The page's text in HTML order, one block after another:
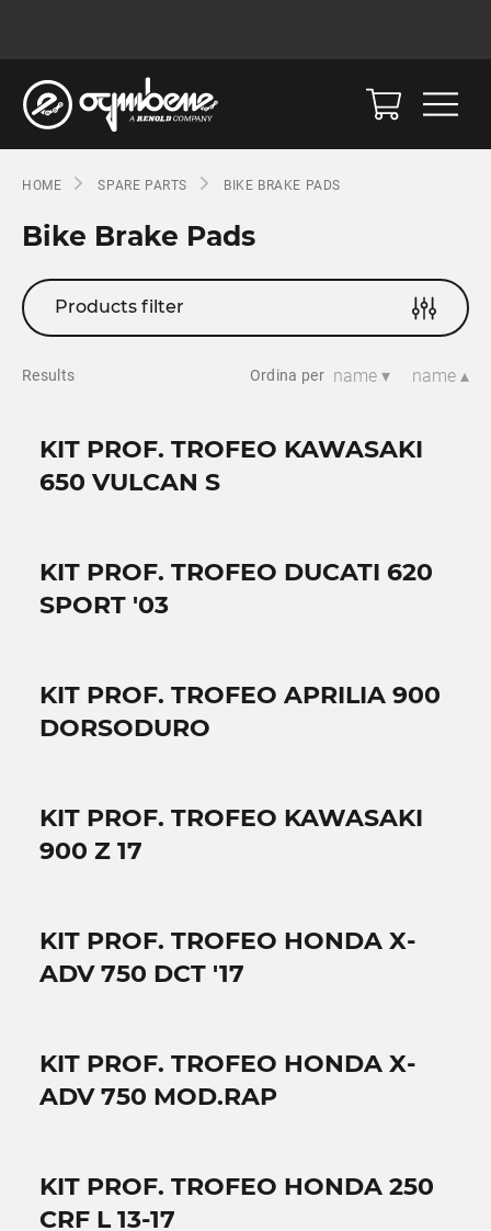
HOME SPARE PARTS BIKE BRAKE PADS
Bike Brake Pads
Products filter
Results Ordina per name ▾ name ▴
KIT PROF. TROFEO KAWASAKI
650 VULCAN S
KIT PROF. TROFEO DUCATI 620
SPORT '03
KIT PROF. TROFEO APRILIA 900
DORSODURO
KIT PROF. TROFEO KAWASAKI
900 Z 17
KIT PROF. TROFEO HONDA X-
ADV 750 DCT '17
KIT PROF. TROFEO HONDA X-
ADV 750 MOD.RAP
KIT PROF. TROFEO HONDA 250
CRF L 13-17